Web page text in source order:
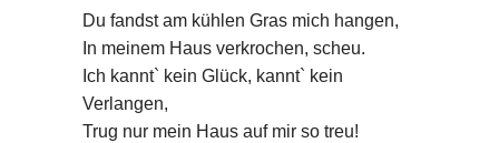
Du fandst am kühlen Gras mich hangen,
In meinem Haus verkrochen, scheu.
Ich kannt` kein Glück, kannt` kein
Verlangen,
Trug nur mein Haus auf mir so treu!